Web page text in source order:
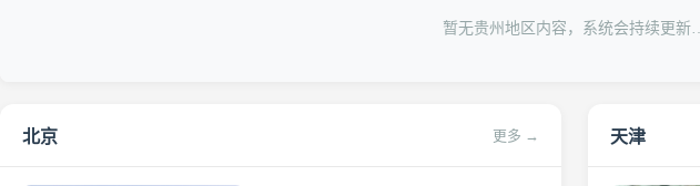
暂无贵州地区内容，系统会持续更新…
北京 更多 → 天津